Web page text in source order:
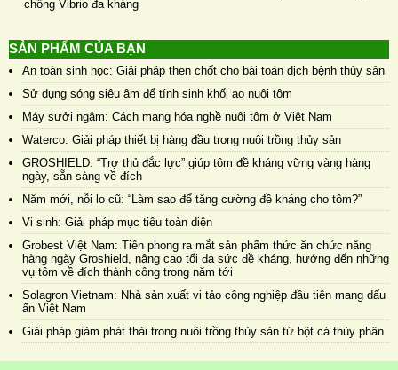
chống Vibrio đa kháng
SẢN PHẨM CỦA BẠN
An toàn sinh học: Giải pháp then chốt cho bài toán dịch bệnh thủy sản
Sử dụng sóng siêu âm để tính sinh khối ao nuôi tôm
Máy sưởi ngâm: Cách mạng hóa nghề nuôi tôm ở Việt Nam
Waterco: Giải pháp thiết bị hàng đầu trong nuôi trồng thủy sản
GROSHIELD: “Trợ thủ đắc lực” giúp tôm đề kháng vững vàng hàng
ngày, sẵn sàng về đích
Năm mới, nỗi lo cũ: “Làm sao để tăng cường đề kháng cho tôm?”
Vi sinh: Giải pháp mục tiêu toàn diện
Grobest Việt Nam: Tiên phong ra mắt sản phẩm thức ăn chức năng
hàng ngày Groshield, nâng cao tối đa sức đề kháng, hướng đến những
vụ tôm về đích thành công trong năm tới
Solagron Vietnam: Nhà sản xuất vi tảo công nghiệp đầu tiên mang dấu
ấn Việt Nam
Giải pháp giảm phát thải trong nuôi trồng thủy sản từ bột cá thủy phân